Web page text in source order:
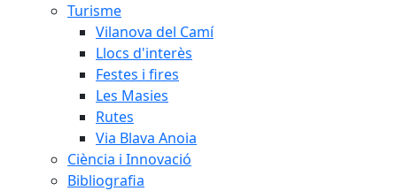
Turisme
Vilanova del Camí
Llocs d'interès
Festes i fires
Les Masies
Rutes
Via Blava Anoia
Ciència i Innovació
Bibliografia